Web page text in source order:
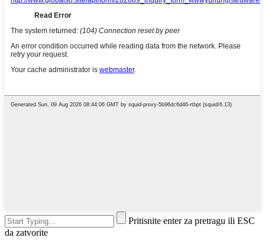
Pritisnite enter za pretragu ili ESC
da zatvorite